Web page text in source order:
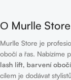
О Murlle Store
Murlle Store je
obočí a řas. Nabízíme
lash lift, barvení
cílem je dodávat